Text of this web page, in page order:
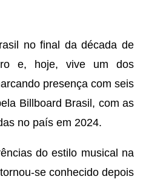
no final da década de
e, hoje, vive um dos
presença com seis
Billboard Brasil, com as
no país em 2024.
do estilo musical na
se conhecido depois